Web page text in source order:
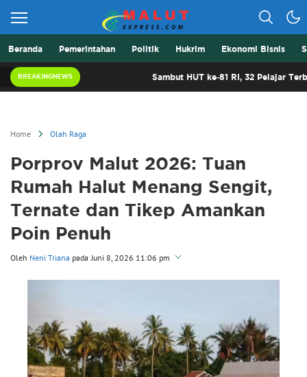
Malut Express
Beranda Pemerintahan Politik Hukrim Ekonomi Bisnis
BREAKINGNEWS Sambut HUT ke-81 RI, 32 Pelajar Terbaik
Home Olah Raga
Porprov Malut 2026: Tuan
Rumah Halut Menang Sengit,
Ternate dan Tikep Amankan
Poin Penuh
Oleh Neni Triana pada Juni 8, 2026 11:06 pm